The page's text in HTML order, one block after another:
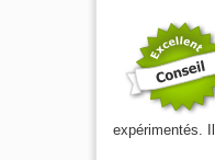
expérimentés.